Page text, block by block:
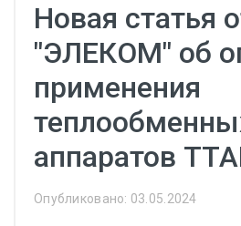
Новая статья
"ЭЛЕКОМ" об
применения
аппаратов
Опубликовано: 03.05.2024